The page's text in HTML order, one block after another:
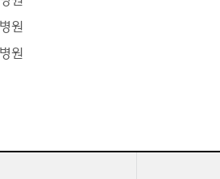
원
원